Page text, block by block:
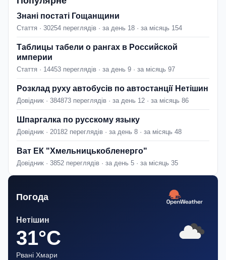
Знані постаті Гощанщини
Стаття · 30254 переглядів · за день 18 · за місяць 154
Таблицы табели о рангах в Российской
империи
Стаття · 14453 переглядів · за день 9 · за місяць 97
Розклад руху автобусів по автостанції Нетішин
Довідник · 384873 переглядів · за день 12 · за місяць 86
Шпаргалка по русскому языку
Довідник · 20182 переглядів · за день 8 · за місяць 48
Ват ЕК "Хмельницькобленерго"
Довідник · 3852 переглядів · за день 5 · за місяць 35
Погода
Нетішин
31°C
Рвані Хмари